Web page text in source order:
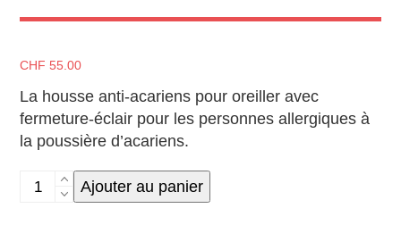
CHF 55.00
La housse anti-acariens pour oreiller avec
fermeture-éclair pour les personnes allergiques à
la poussière d’acariens.
quantité
Ajouter au panier